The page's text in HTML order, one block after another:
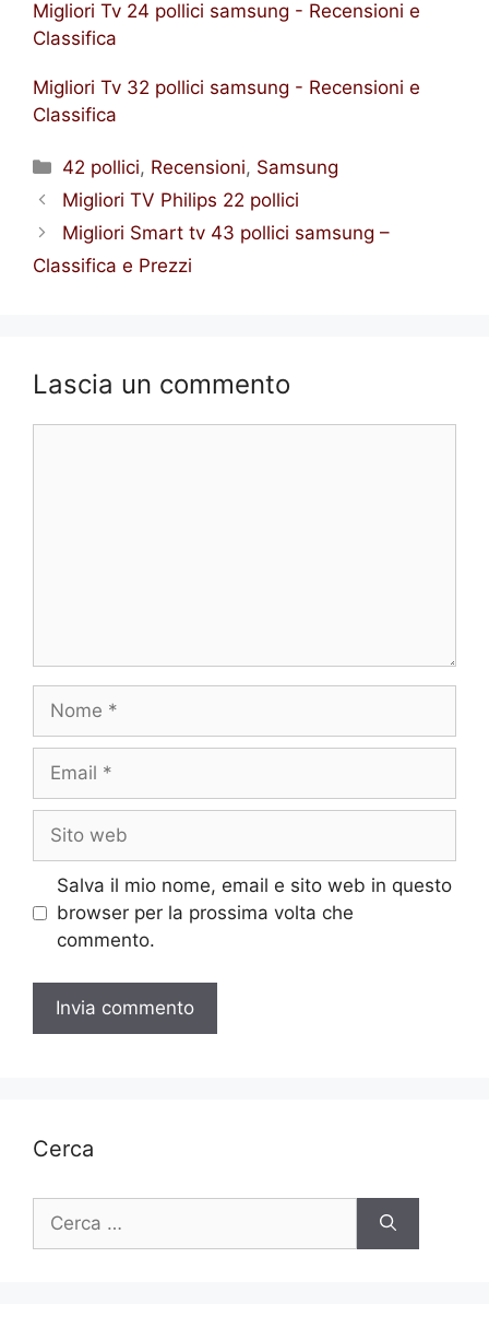
Migliori Tv 24 pollici samsung - Recensioni e
Classifica
Migliori Tv 32 pollici samsung - Recensioni e
Classifica
Categorie
42 pollici, Recensioni, Samsung
Migliori TV Philips 22 pollici
Migliori Smart tv 43 pollici samsung –
Classifica e Prezzi
Lascia un commento
Nome
Email
Sito
web
Salva il mio nome, email e sito web in questo
browser per la prossima volta che
commento.
Cerca
per: